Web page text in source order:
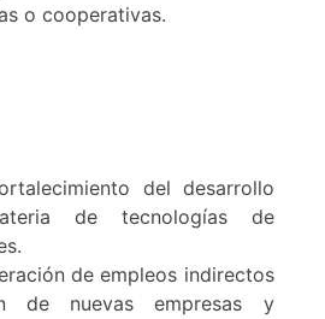
o cooperativas.
del desarrollo
de tecnologías de
de empleos indirectos
de nuevas empresas y